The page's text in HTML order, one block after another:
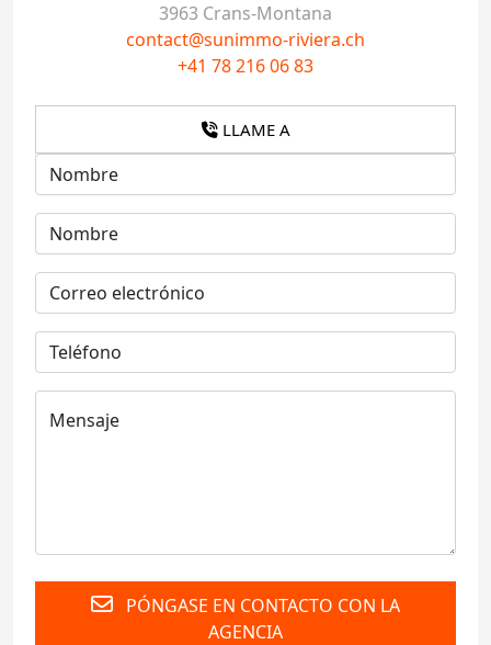
3963 Crans-Montana
contact@sunimmo-riviera.ch
+41 78 216 06 83
LLAME A
PÓNGASE EN CONTACTO CON LA
AGENCIA